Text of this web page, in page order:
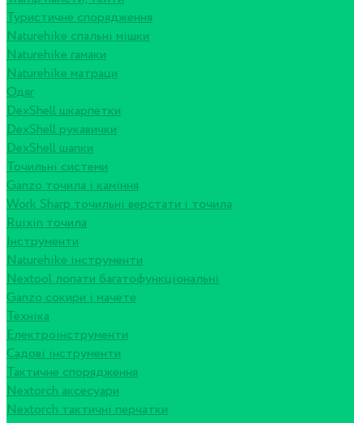
Туристичне спорядження
Naturehike спальні мішки
Naturehike гамаки
Naturehike матраци
Одяг
DexShell шкарпетки
DexShell рукавички
DexShell шапки
Точильні системи
Ganzo точила і каміння
Work Sharp точильні верстати і точила
Ruixin точила
Інструменти
Naturehike інструменти
Nextool лопати багатофункціональні
Ganzo сокири і мачете
Техніка
Електроінструменти
Садові інструменти
Тактичне спорядження
Nextorch аксесуари
Nextorch тактичні перчатки